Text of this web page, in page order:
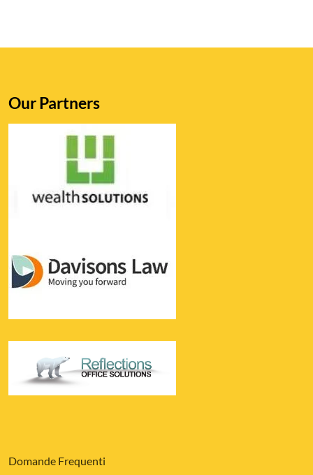
Domande Frequenti
Our Partners